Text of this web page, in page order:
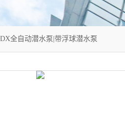
全自动潜水泵|带浮球潜水泵